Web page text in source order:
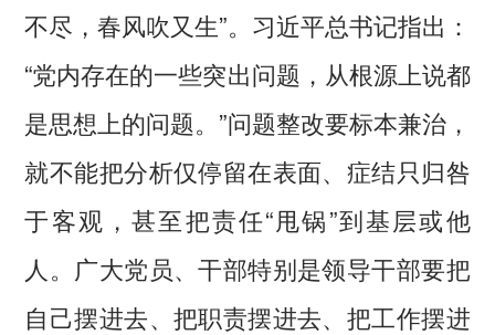
不尽，春风吹又生”。习近平总书记指出：
“党内存在的一些突出问题，从根源上说都
是思想上的问题。”问题整改要标本兼治，
就不能把分析仅停留在表面、症结只归咎
于客观，甚至把责任“甩锅”到基层或他
人。广大党员、干部特别是领导干部要把
自己摆进去、把职责摆进去、把工作摆进